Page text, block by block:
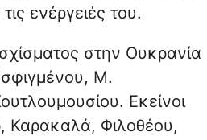
ενέργειές του.
στην Ουκρανία
Μ.
Εκείνοι
Καρακαλά, Φιλοθέου,